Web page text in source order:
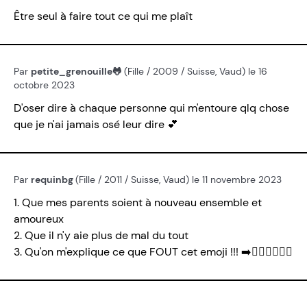
Être seul à faire tout ce qui me plaît
Par petite_grenouille🐸 (Fille / 2009 / Suisse, Vaud) le 16
octobre 2023
D'oser dire à chaque personne qui m'entoure qlq chose
que je n'ai jamais osé leur dire 💕
Par requinbg(Fille / 2011 / Suisse, Vaud) le 11 novembre 2023
1. Que mes parents soient à nouveau ensemble et
amoureux
2. Que il n'y aie plus de mal du tout
3. Qu'on m'explique ce que FOUT cet emoji !!! ➡️🕴🏻🕴🏻🕴🏻